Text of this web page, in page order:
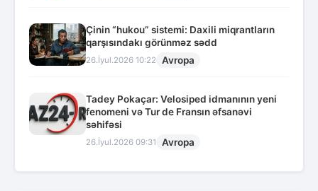
Çinin “hukou” sistemi: Daxili miqrantların
qarşısındakı görünməz sədd
26.İyul.2026 10:22 Avropa
Tadey Pokaçar: Velosiped idmanının yeni
fenomeni və Tur de Fransın əfsanəvi
səhifəsi
26.İyul.2026 09:31 Avropa